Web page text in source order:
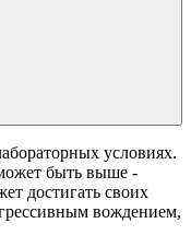
условиях.
быть выше -
достигать своих
вождением,